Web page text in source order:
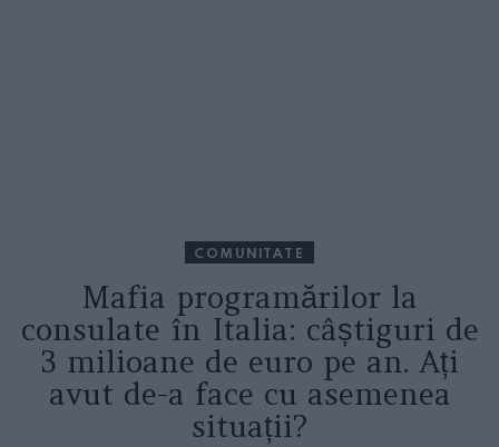
COMUNITATE
Mafia programărilor la
consulate în Italia: câștiguri de
3 milioane de euro pe an. Ați
avut de-a face cu asemenea
situații?